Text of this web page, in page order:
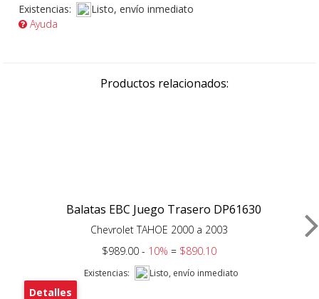
Existencias:
Listo, envío inmediato
Ayuda
Productos relacionados:
Balatas EBC Juego Trasero DP61630
Chevrolet TAHOE 2000 a 2003
$989.00 - 10%= $890.10
Existencias: Listo, envío inmediato
Detalles